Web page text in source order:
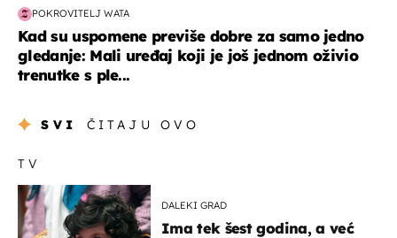
POKROVITELJ WATA
Kad su uspomene previše dobre za samo jedno
gledanje: Mali uređaj koji je još jednom oživio
trenutke s ple...
SVI ČITAJU OVO
TV
DALEKI GRAD
Ima tek šest godina, a već